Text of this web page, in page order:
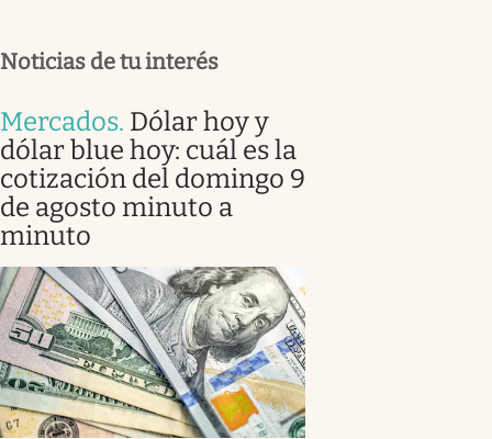
Noticias de tu interés
Mercados. Dólar hoy y
dólar blue hoy: cuál es la
cotización del domingo 9
de agosto minuto a
minuto